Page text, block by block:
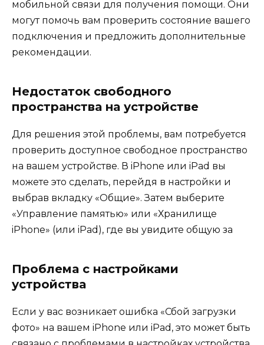
мобильной связи для получения помощи. Они
могут помочь вам проверить состояние вашего
подключения и предложить дополнительные
рекомендации.
Недостаток свободного
пространства на устройстве
Для решения этой проблемы, вам потребуется
проверить доступное свободное пространство
на вашем устройстве. В iPhone или iPad вы
можете это сделать, перейдя в настройки и
выбрав вкладку «Общие». Затем выберите
«Управление памятью» или «Хранилище
iPhone» (или iPad), где вы увидите общую за
Проблема с настройками
устройства
Если у вас возникает ошибка «Сбой загрузки
фото» на вашем iPhone или iPad, это может быть